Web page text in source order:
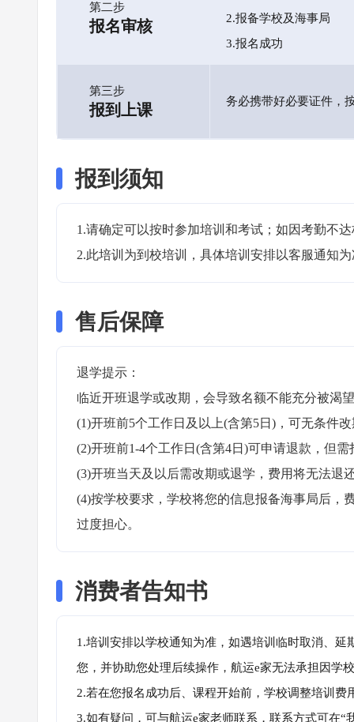
第二步
报名审核
2.报备学校及海事局
3.报名成功
第三步
报到上课 务必携带好必要证件，
报到须知
1.请确定可以按时参加培训和考试；如因考勤不
2.此培训为到校培训，具体培训安排以客服通知
售后保障
退学提示：
临近开班退学或改期，会导致名额不能充分被渴
(1)开班前5个工作日及以上(含第5日)，可无条件
(2)开班前1-4个工作日(含第4日)可申请退款，但
(3)开班当天及以后需改期或退学，费用将无法退
(4)按学校要求，学校将您的信息报备海事局后，
过度担心。
消费者告知书
1.培训安排以学校通知为准，如遇培训临时取消、
您，并协助您处理后续操作，航运e家无法承担因学
2.若在您报名成功后、课程开始前，学校调整培训
3.如有疑问，可与航运e家老师联系，联系方式可在